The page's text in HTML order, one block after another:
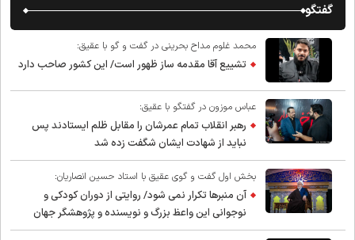
گفتگو
محمد غلوم مداح بحرینی در گفت و گو با عقیق:
تشییع آقا مقدمه ساز ظهور است/ این کشور صاحب دارد
عباس موزون در گفتگو با عقیق:
رهبر انقلاب تمام عمرشان را مقابل ظلم ایستادند پس
نباید از شهادت ایشان شگفت زده شد
بخش اول گفت و گوی عقیق با استاد حسین انصاریان:
آن منبرها تکرار نمی شود/ روایتی از دوران کودکی و
نوجوانی این واعظ بزرگ و نویسنده و پژوهشگر جهان
اسلام